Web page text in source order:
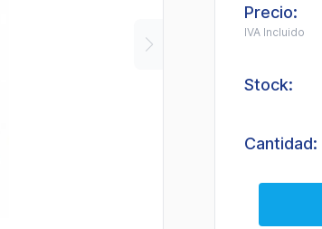
Precio:
IVA Incluido
Stock:
Cantidad: